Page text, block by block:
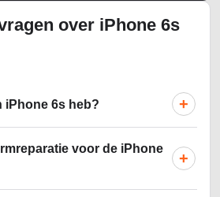
over iPhone 6s
iPhone 6s heb? +
voor de iPhone
+